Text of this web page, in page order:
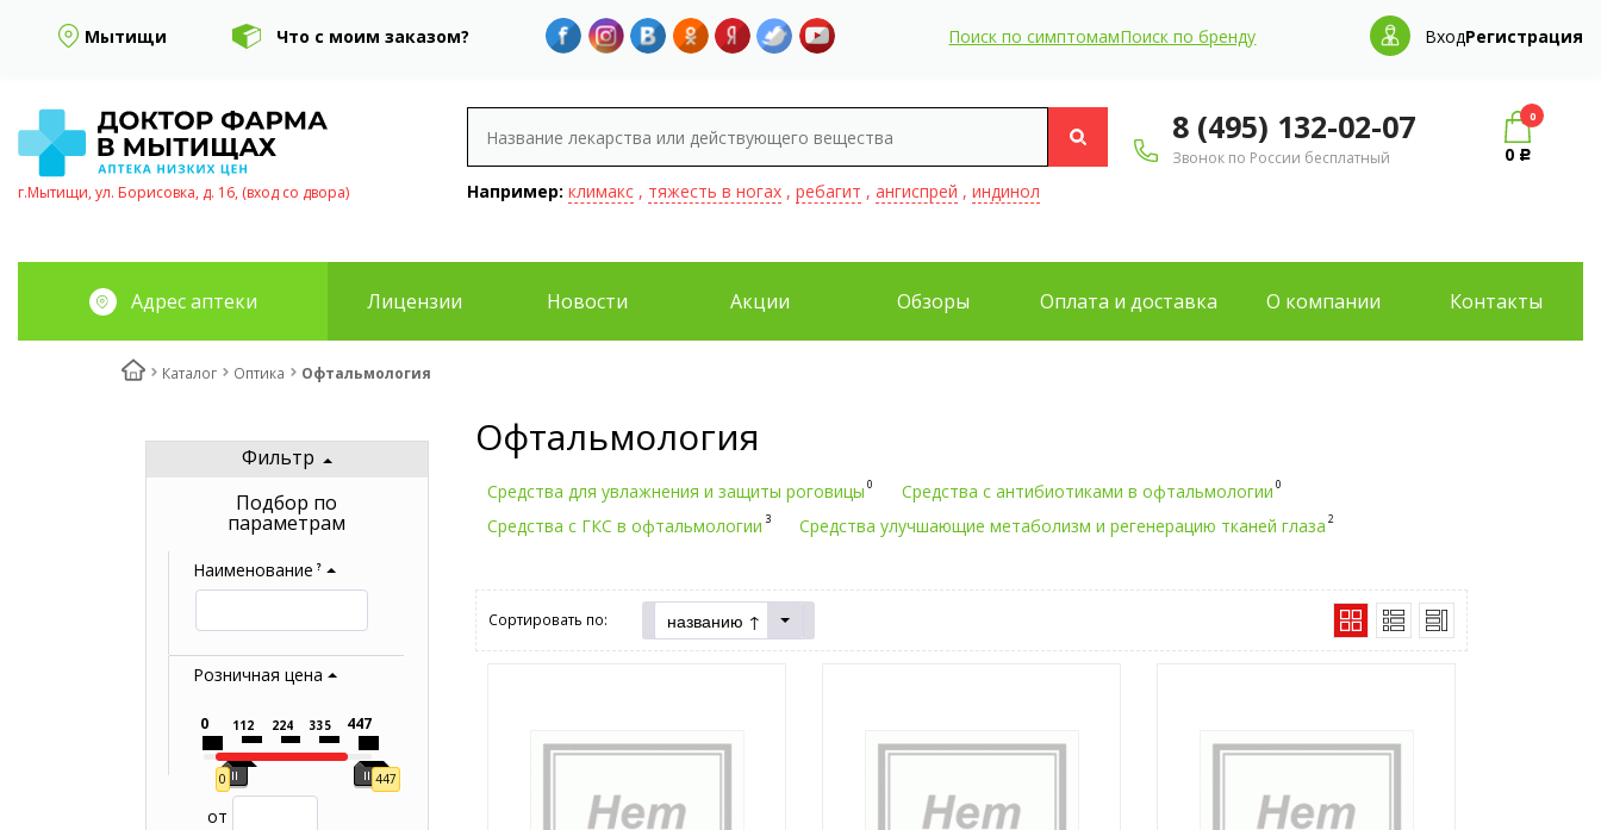
Мытищи Что с моим заказом? Поиск по симптомамПоиск по бренду ВходРегистрация
г.Мытищи, ул. Борисовка, д. 16, (вход со двора) Например: климакс, тяжесть в ногах, ребагит , ангиспрей , индинол
8 (495) 132-02-07
Звонок по России бесплатный
0
0 Р
Адрес аптеки Лицензии Новости Акции Обзоры Оплата и доставка О компании Контакты
Каталог Оптика Офтальмология
Фильтр
Подбор по
параметрам
Наименование ?
Розничная цена
0 447
0 112 224 335 447
от
Офтальмология
Средства для увлажнения и защиты роговицы 0 Средства с антибиотиками в офтальмологии 0
Средства с ГКС в офтальмологии 3 Средства улучшающие метаболизм и регенерацию тканей глаза 2
Сортировать по: названию ↑